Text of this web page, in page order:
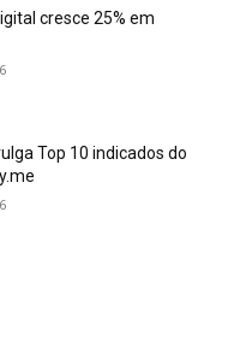
cresce 25% em
Top 10 indicados do